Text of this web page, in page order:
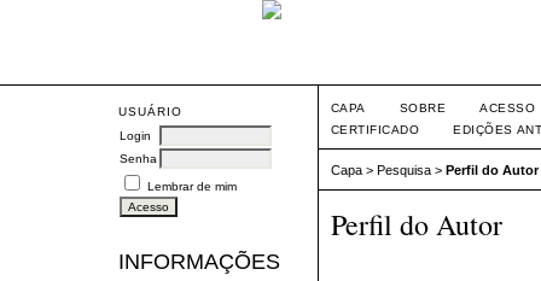
USUÁRIO
Login
Senha
Lembrar de mim
INFORMAÇÕES
CAPA SOBRE
ACESSO
CERTIFICADO
EDIÇÕES
Capa> Pesquisa> Perfil do Autor
Perfil do Autor